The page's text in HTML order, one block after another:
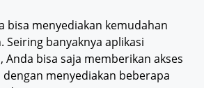
bisa menyediakan kemudahan
Seiring banyaknya aplikasi
bisa saja memberikan akses
menyediakan beberapa